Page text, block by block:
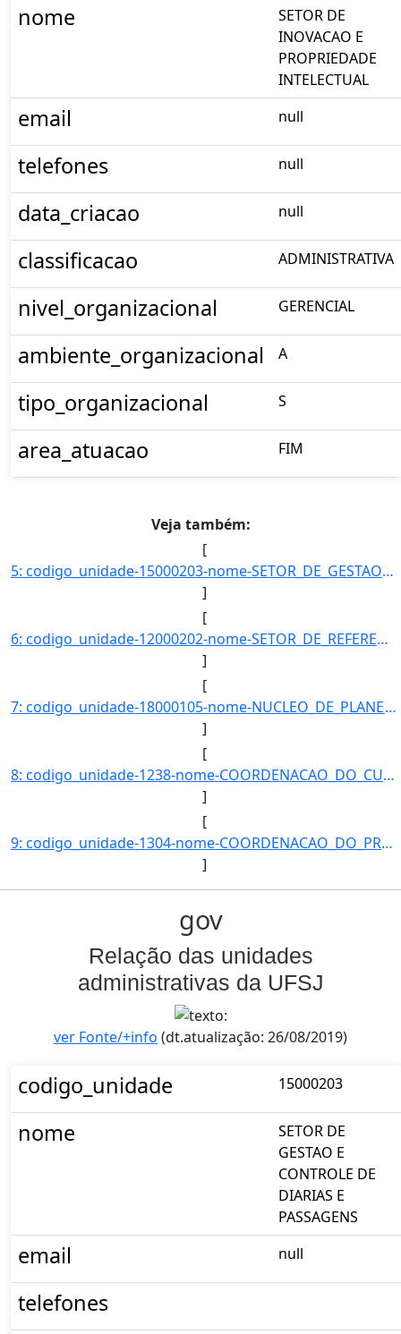
nome
SETOR DE
INOVACAO E
PROPRIEDADE
INTELECTUAL
email null
telefones null
data_criacao null
classificacao ADMINISTRATIVA
nivel_organizacional GERENCIAL
ambiente_organizacional A
tipo_organizacional S
area_atuacao FIM
Veja também:
[
5: codigo_unidade-15000203-nome-SETOR_DE_GESTAO_E_CONTROLE_DE_DIARIAS_E_PASSAGENS-email-null-telefones-]
]
[
6: codigo_unidade-12000202-nome-SETOR_DE_REFERENCIA_E_EMPRESTIMO_DO_CAMPUS_ALTO_PARAOPEBA-email-null-te]
]
[
7: codigo_unidade-18000105-nome-NUCLEO_DE_PLANEJAMENTO_ESTRATEGICO-email-p-telefones-+553233795492-data]
]
[
8: codigo_unidade-1238-nome-COORDENACAO_DO_CURSO_DE_GRADUACAO_EM_BIOQUIMICA-email-null-telefones-null-d]
]
[
9: codigo_unidade-1304-nome-COORDENACAO_DO_PROGRAMA_DE_POS-GRADUACAO_EM_BIOTECNOLOGIA-email-null-telefo]
]
gov
Relação das unidades
administrativas da UFSJ
ver Fonte/+info (dt.atualização: 26/08/2019)
codigo_unidade 15000203
nome
SETOR DE
GESTAO E
CONTROLE DE
DIARIAS E
PASSAGENS
email null
telefones